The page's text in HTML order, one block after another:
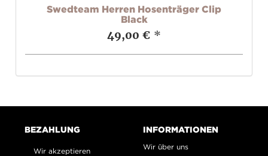
Swedteam Herren Hosenträger Clip
Black
49,00 € *
BEZAHLUNG
Wir akzeptieren
INFORMATIONEN
Wir über uns